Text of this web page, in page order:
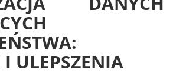
ULEPSZENIA